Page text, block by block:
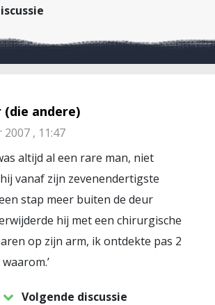
(die andere)
2007 , 11:47
altijd al een rare man, niet
vanaf zijn zevenendertigste
stap meer buiten de deur
hij met een chirurgische
op zijn arm, ik ontdekte pas 2
Volgende discussie